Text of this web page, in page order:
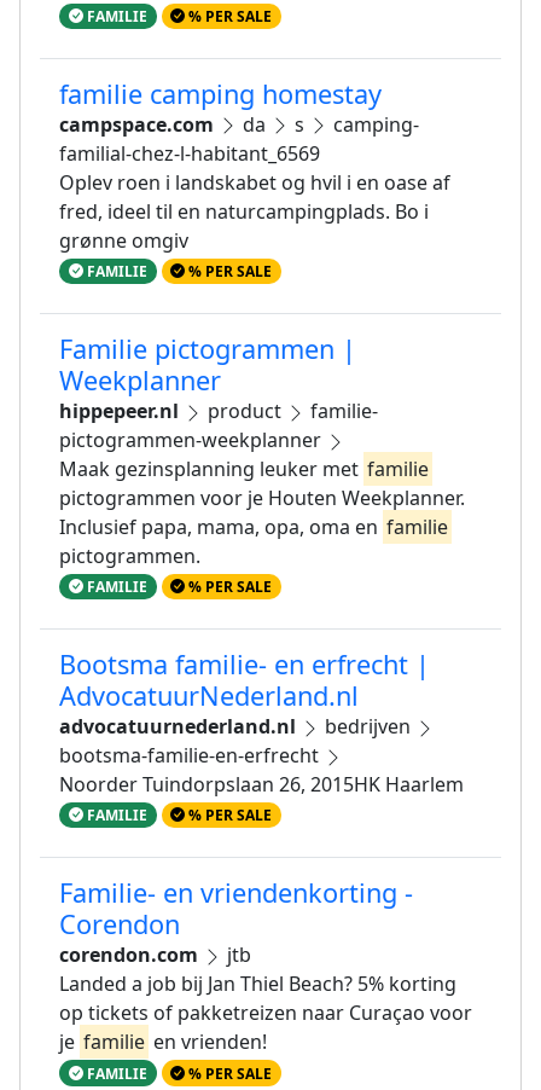
FAMILIE % PER SALE
familie camping homestay
campspace.com da s
camping-
familial-chez-l-habitant_6569
Oplev roen i landskabet og hvil i en oase af
fred, ideel til en naturcampingplads. Bo i
grønne omgiv
FAMILIE % PER SALE
Familie pictogrammen |
Weekplanner
hippepeer.nl product
familie-
pictogrammen-weekplanner
Maak gezinsplanning leuker met familie
pictogrammen voor je Houten Weekplanner.
Inclusief papa, mama, opa, oma en familie
pictogrammen.
FAMILIE % PER SALE
Bootsma familie- en erfrecht |
AdvocatuurNederland.nl
advocatuurnederland.nl
bedrijven
bootsma-familie-en-erfrecht
Noorder Tuindorpslaan 26, 2015HK Haarlem
FAMILIE % PER SALE
Familie- en vriendenkorting -
Corendon
corendon.com
jtb
Landed a job bij Jan Thiel Beach? 5% korting
op tickets of pakketreizen naar Curaçao voor
je familie en vrienden!
FAMILIE % PER SALE